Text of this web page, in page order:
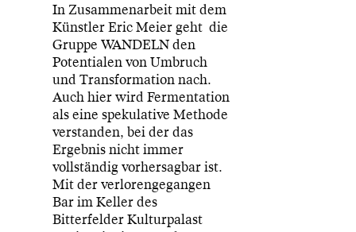
In Zusammenarbeit mit dem
Künstler Eric Meier geht die
Gruppe WANDELN den
Potentialen von Umbruch
und Transformation nach.
Auch hier wird Fermentation
als eine spekulative Methode
verstanden, bei der das
Ergebnis nicht immer
vollständig vorhersagbar ist.
Mit der verlorengegangen
Bar im Keller des
Bitterfelder Kulturpalast